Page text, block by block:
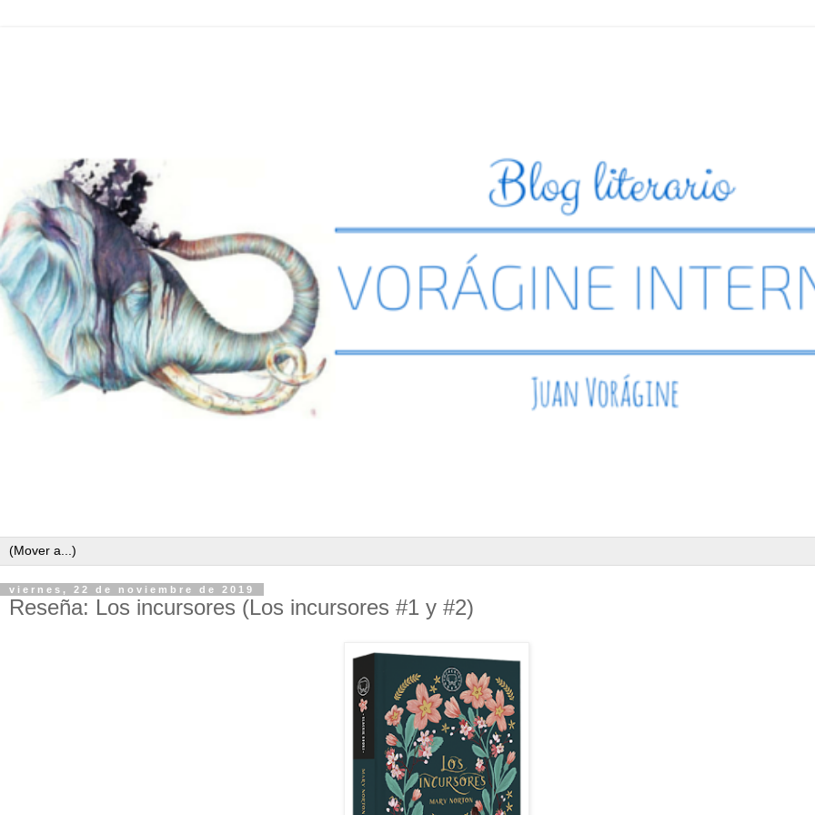
viernes, 22 de noviembre de 2019
Reseña: Los incursores (Los incursores #1 y #2)